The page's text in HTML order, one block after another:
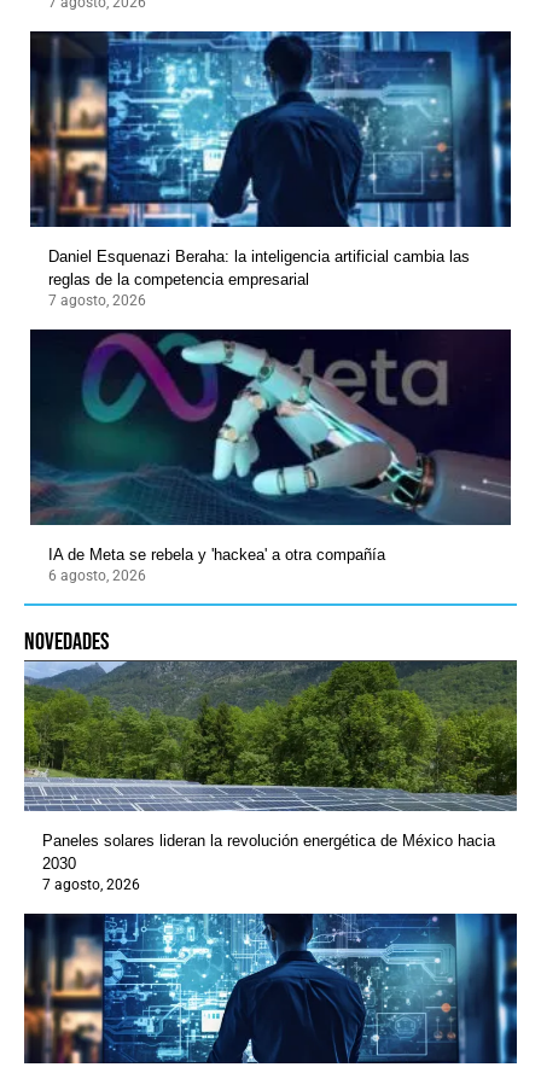
Daniel Esquenazi Beraha: la inteligencia artificial cambia las
reglas de la competencia empresarial
7 agosto, 2026
IA de Meta se rebela y 'hackea' a otra compañía
6 agosto, 2026
novedades
Paneles solares lideran la revolución energética de México hacia
2030
7 agosto, 2026